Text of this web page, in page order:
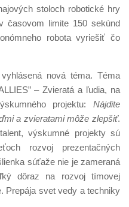
stoloch robotické hry
časovom limite 150 sekúnd
robota vyriešiť čo
nová téma. Téma
– Zvieratá a ľudia, na
projektu: Nájdite
a zvieratami môže zlepšiť.
výskumné projekty sú
rozvoj prezentačných
súťaže nie je zameraná
dôraz na rozvoj tímovej
Prepája svet vedy a techniky